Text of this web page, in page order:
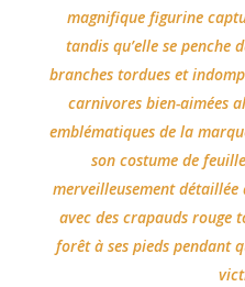
magnifique figurine
tandis qu’elle se penche
branches tordues et
carnivores bien-aimées
emblématiques de la
son costume de
merveilleusement
avec des crapauds rouge
forêt à ses pieds pendant